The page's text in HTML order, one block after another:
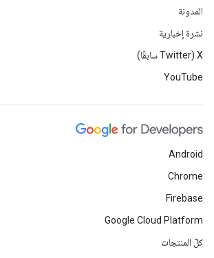
المدونة
نشرة إخبارية
‫X ‏(Twitter سابقًا)
YouTube
Android
Chrome
Firebase
Google Cloud Platform
كلّ المنتجات